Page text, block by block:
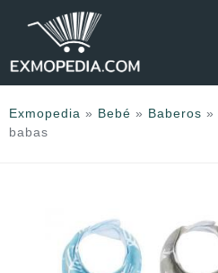
Exmopedia » Bebé » Baberos »
babas